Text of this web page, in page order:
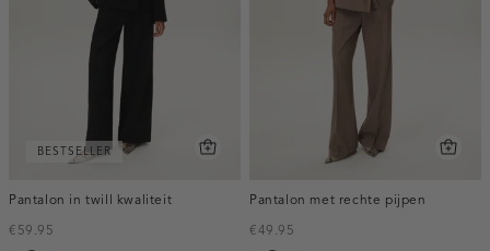
BESTSELLER
Pantalon in twill kwaliteit
€59.95
Pantalon met rechte pijpen
€49.95